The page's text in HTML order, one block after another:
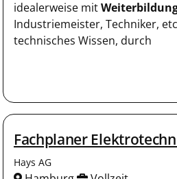
idealerweise mit
Industriemeister, Techniker,
technisches Wissen, durch
Fachplaner
Hays AG